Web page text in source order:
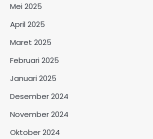
Mei 2025
April 2025
Maret 2025
Februari 2025
Januari 2025
Desember 2024
November 2024
Oktober 2024